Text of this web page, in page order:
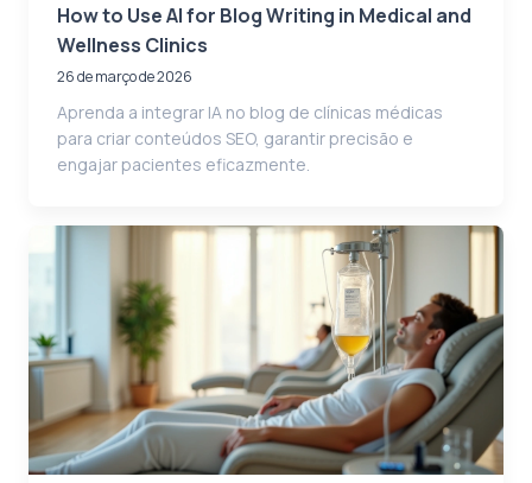
How to Use AI for Blog Writing in Medical and
Wellness Clinics
26 de março de 2026
Aprenda a integrar IA no blog de clínicas médicas
para criar conteúdos SEO, garantir precisão e
engajar pacientes eficazmente.